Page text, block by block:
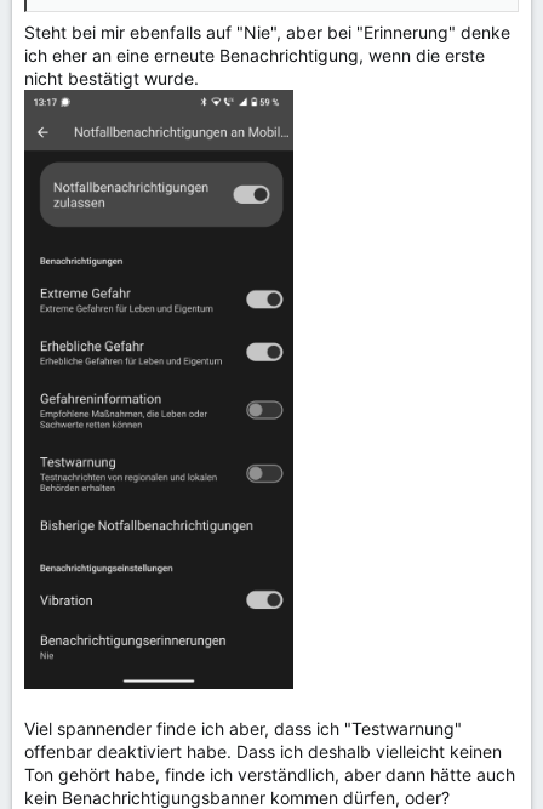
Steht bei mir ebenfalls auf "Nie", aber bei "Erinnerung" denke
ich eher an eine erneute Benachrichtigung, wenn die erste
nicht bestätigt wurde.
Viel spannender finde ich aber, dass ich "Testwarnung"
offenbar deaktiviert habe. Dass ich deshalb vielleicht keinen
Ton gehört habe, finde ich verständlich, aber dann hätte auch
kein Benachrichtigungsbanner kommen dürfen, oder?